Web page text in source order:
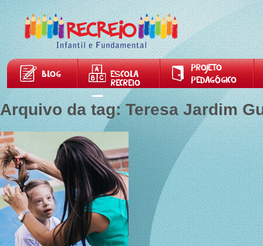
BLOG ESCOLA
RECREIO
PROJETO
PEDAGÓGICO
Arquivo da tag: Teresa Jardim